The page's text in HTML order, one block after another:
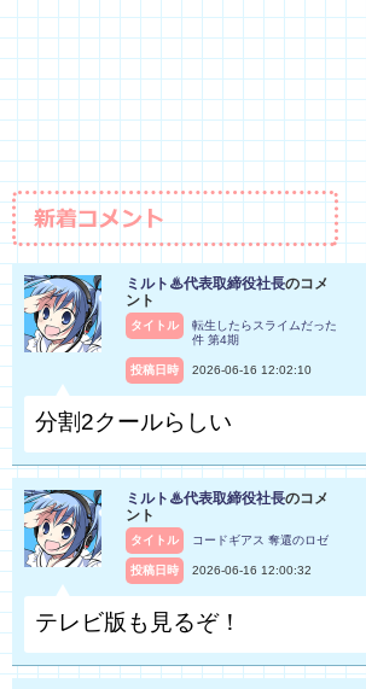
ミルト♨代表取締役社長のコメ
ント
タイトル
転生したらスライムだった
件 第4期
投稿日時 2026-06-16 12:02:10
分割2クールらしい
ミルト♨代表取締役社長のコメ
ント
タイトル コードギアス 奪還のロゼ
投稿日時 2026-06-16 12:00:32
テレビ版も見るぞ！